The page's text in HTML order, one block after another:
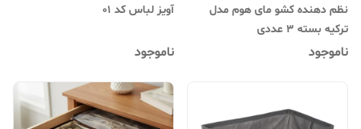
نظم دهنده کشو مای هوم مدل
ترکیه بسته 3 عددی
ناموجود
آویز لباس کد 01
ناموجود